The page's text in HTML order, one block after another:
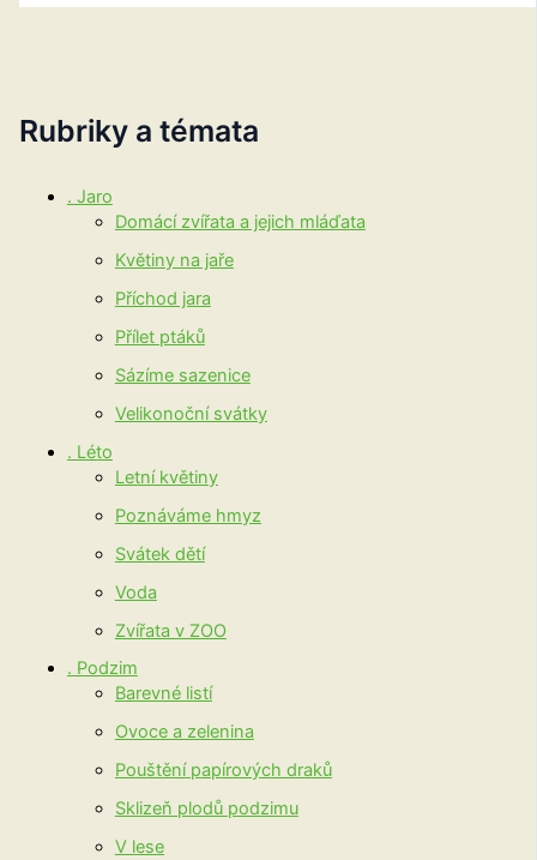
Rubriky a témata
. Jaro
Domácí zvířata a jejich mláďata
Květiny na jaře
Příchod jara
Přílet ptáků
Sázíme sazenice
Velikonoční svátky
. Léto
Letní květiny
Poznáváme hmyz
Svátek dětí
Voda
Zvířata v ZOO
. Podzim
Barevné listí
Ovoce a zelenina
Pouštění papírových draků
Sklizeň plodů podzimu
V lese